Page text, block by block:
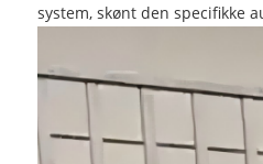
system, skønt den specifikke